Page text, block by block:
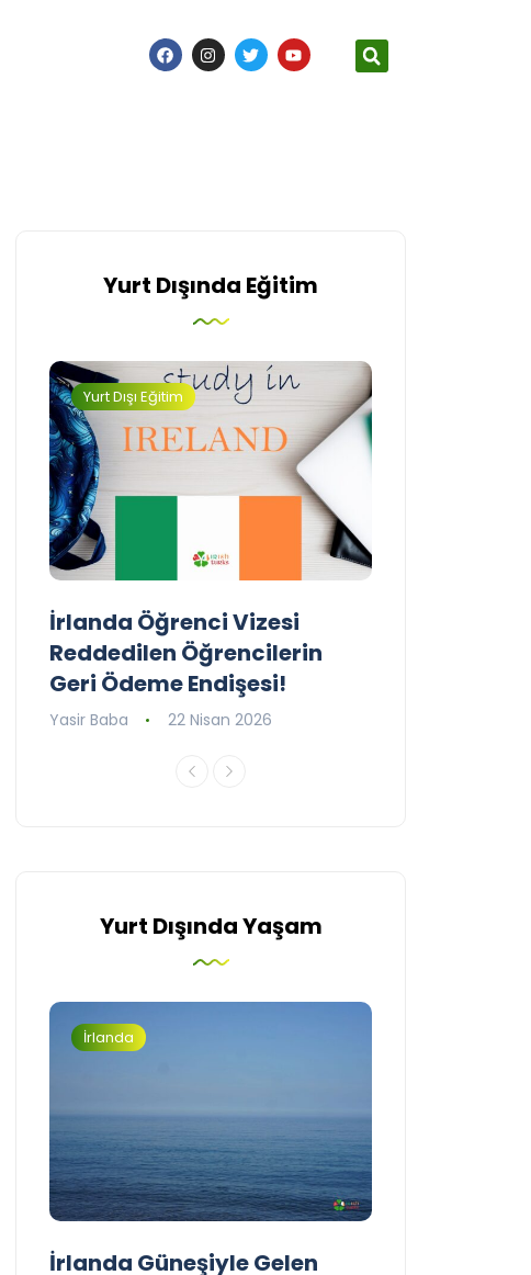
Yurt Dışında Eğitim
Yurt Dışı Eğitim
İrlanda Öğrenci Vizesi
Reddedilen Öğrencilerin
Geri Ödeme Endişesi!
Yasir Baba 22 Nisan 2026
Yurt Dışında Yaşam
İrlanda
İrlanda Güneşiyle Gelen